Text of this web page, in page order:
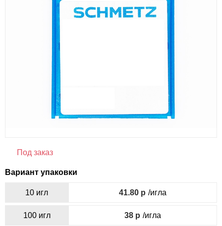
Под заказ
Вариант упаковки
10 игл 41.80 /игла
100 игл 38 /игла